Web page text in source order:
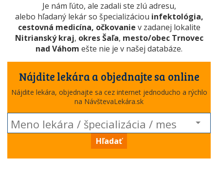
Je nám ľúto, ale zadali ste zlú adresu,
alebo hľadaný lekár so špecializáciou infektológia,
cestovná medicína, očkovanie v zadanej lokalite
Nitrianský kraj, okres Šaľa, mesto/obec Trnovec
nad Váhom ešte nie je v našej databáze.
Nájdite lekára a objednajte sa online
Nájdite lekára, objednajte sa cez internet jednoducho a rýchlo
na NávštevaLekára.sk
Hľadať